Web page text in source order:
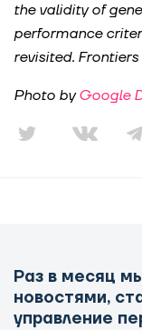
the validity of
performance
revisited. Frontiers
Photo byGoogle
Раз в месяц
новостями,
управление